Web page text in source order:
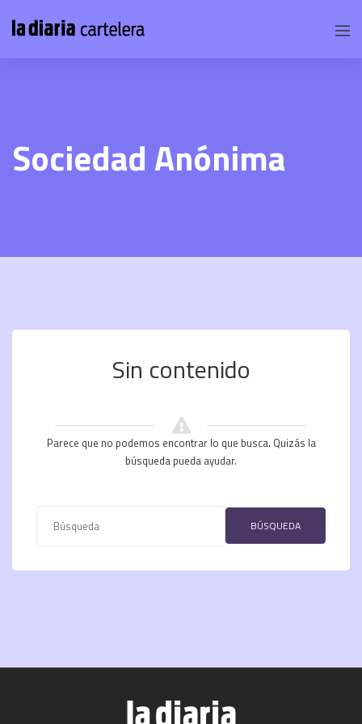
Sociedad Anónima
Sin contenido
Parece que no podemos encontrar lo que busca. Quizás la
búsqueda pueda ayudar.
BÚSQUEDA